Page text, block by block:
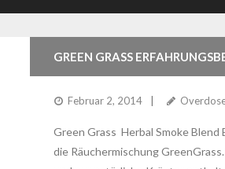
GREEN GRASS
Februar 2, 2014
Green Grass Herbal Smoke
die Räuchermischung